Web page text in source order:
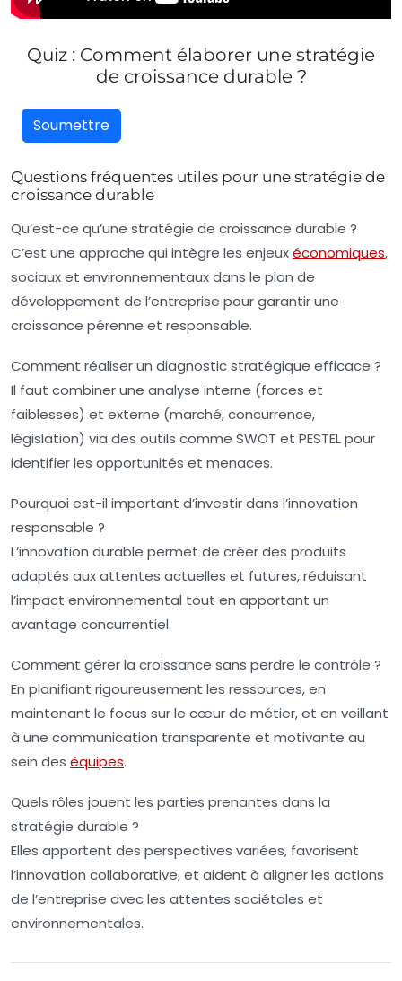
Quiz : Comment élaborer une stratégie
de croissance durable ?
Soumettre
Questions fréquentes utiles pour une stratégie de
croissance durable
Qu’est-ce qu’une stratégie de croissance durable ?
C’est une approche qui intègre les enjeuxéconomiques,
sociaux et environnementaux dans le plan de
développement de l’entreprise pour garantir une
croissance pérenne et responsable.
Comment réaliser un diagnostic stratégique efficace ?
Il faut combiner une analyse interne (forces et
faiblesses) et externe (marché, concurrence,
législation) via des outils comme SWOT et PESTEL pour
identifier les opportunités et menaces.
Pourquoi est-il important d’investir dans l’innovation
responsable ?
L’innovation durable permet de créer des produits
adaptés aux attentes actuelles et futures, réduisant
l’impact environnemental tout en apportant un
avantage concurrentiel.
Comment gérer la croissance sans perdre le contrôle ?
En planifiant rigoureusement les ressources, en
maintenant le focus sur le cœur de métier, et en veillant
à une communication transparente et motivante au
sein des équipes.
Quels rôles jouent les parties prenantes dans la
stratégie durable ?
Elles apportent des perspectives variées, favorisent
l’innovation collaborative, et aident à aligner les actions
de l’entreprise avec les attentes sociétales et
environnementales.